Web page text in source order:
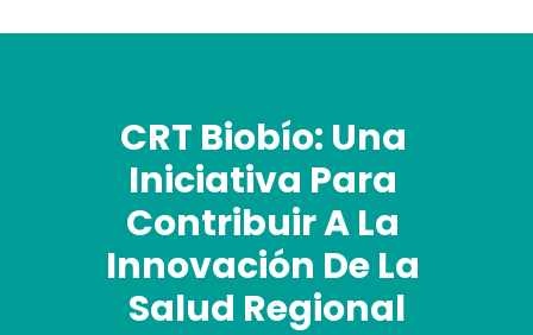
CRT Biobío: Una
Iniciativa Para
Contribuir A La
Innovación De La
Salud Regional